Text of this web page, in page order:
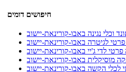
חיפושים דומים
וכלי נגינה באבו-קורינאת-יישוב
לגיטרה באבו-קורינאת-יישוב
לדי ג'יי באבו-קורינאת-יישוב
מוסיקלית באבו-קורינאת-יישוב
לכלי הקשה באבו-קורינאת-יישוב